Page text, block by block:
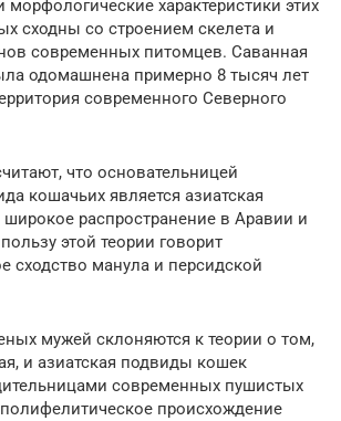
характеристики этих
сходны со строением скелета и
современных питомцев. Саванная
одомашнена примерно 8 тысяч лет
современного Северного
что основательницей
кошачьих является азиатская
распространение в Аравии и
этой теории говорит
сходство манула и персидской
мужей склоняются к теории о том,
и азиатская подвиды кошек
современных пушистых
происхождение